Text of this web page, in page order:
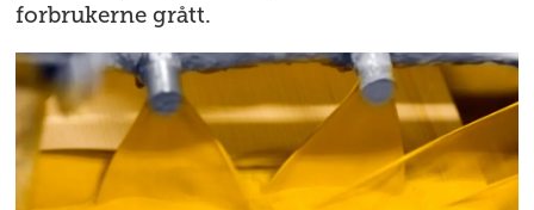
forbrukerne grått.